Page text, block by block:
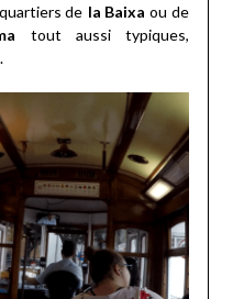
de la Baixa ou de
tout aussi typiques,